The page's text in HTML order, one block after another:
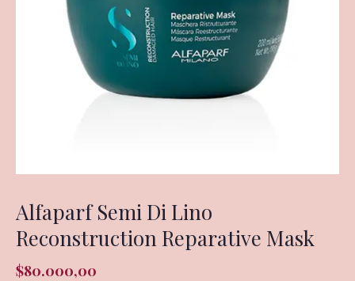
Alfaparf Semi Di Lino
Reconstruction Reparative Mask
$80.000,00